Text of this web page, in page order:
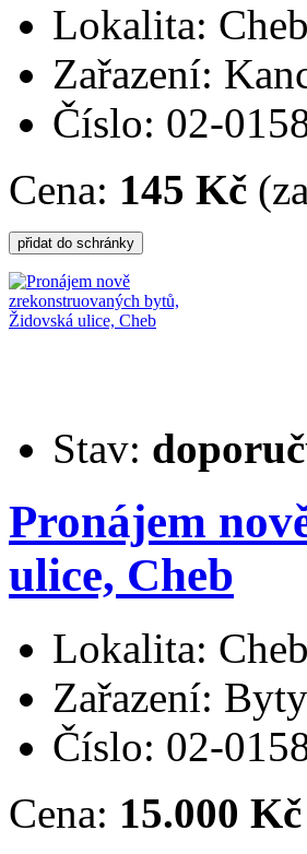
Lokalita: Cheb
Zařazení:
Číslo: 02-
Cena: 145 Kč
Stav:
Pronájem
ulice, Cheb
Lokalita: Cheb
Zařazení:
Číslo: 02-
Cena: 15.000 Kč